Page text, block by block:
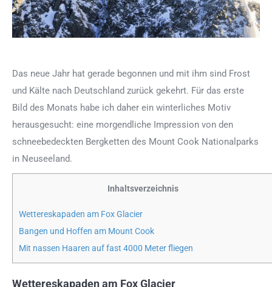
Das neue Jahr hat gerade begonnen und mit ihm sind Frost
und Kälte nach Deutschland zurück gekehrt. Für das erste
Bild des Monats habe ich daher ein winterliches Motiv
herausgesucht: eine morgendliche Impression von den
schneebedeckten Bergketten des Mount Cook Nationalparks
in Neuseeland.
Inhaltsverzeichnis
Wettereskapaden am Fox Glacier
Bangen und Hoffen am Mount Cook
Mit nassen Haaren auf fast 4000 Meter fliegen
Wettereskapaden am Fox Glacier